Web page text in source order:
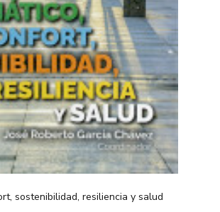
sostenibilidad, resiliencia y salud